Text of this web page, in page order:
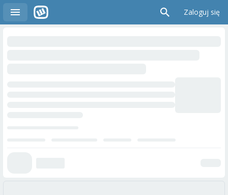
Zaloguj się